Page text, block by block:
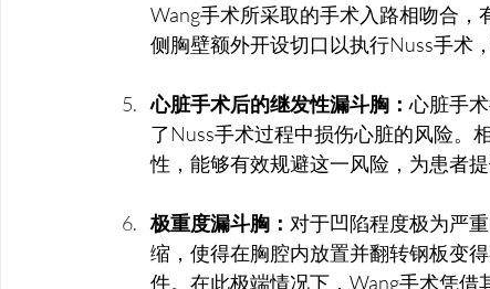
Wang手术所采取的手术入路相吻合
侧胸壁额外开设切口以执行Nuss手术
心脏手术后的继发性漏斗胸：心脏手
了Nuss手术过程中损伤心脏的风险。
性，能够有效规避这一风险，为患者
极重度漏斗胸： 对于凹陷程度极为严
缩，使得在胸腔内放置并翻转钢板变
件。在此极端情况下，Wang手术凭